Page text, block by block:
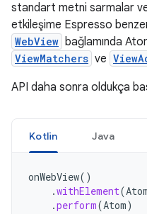
standart metni sarmalar
etkileşime Espresso
WebView bağlamında
ViewMatchers ve
API daha sonra oldukça
Kotlin Java
onWebView()
.withElement(
.perform(Atom)